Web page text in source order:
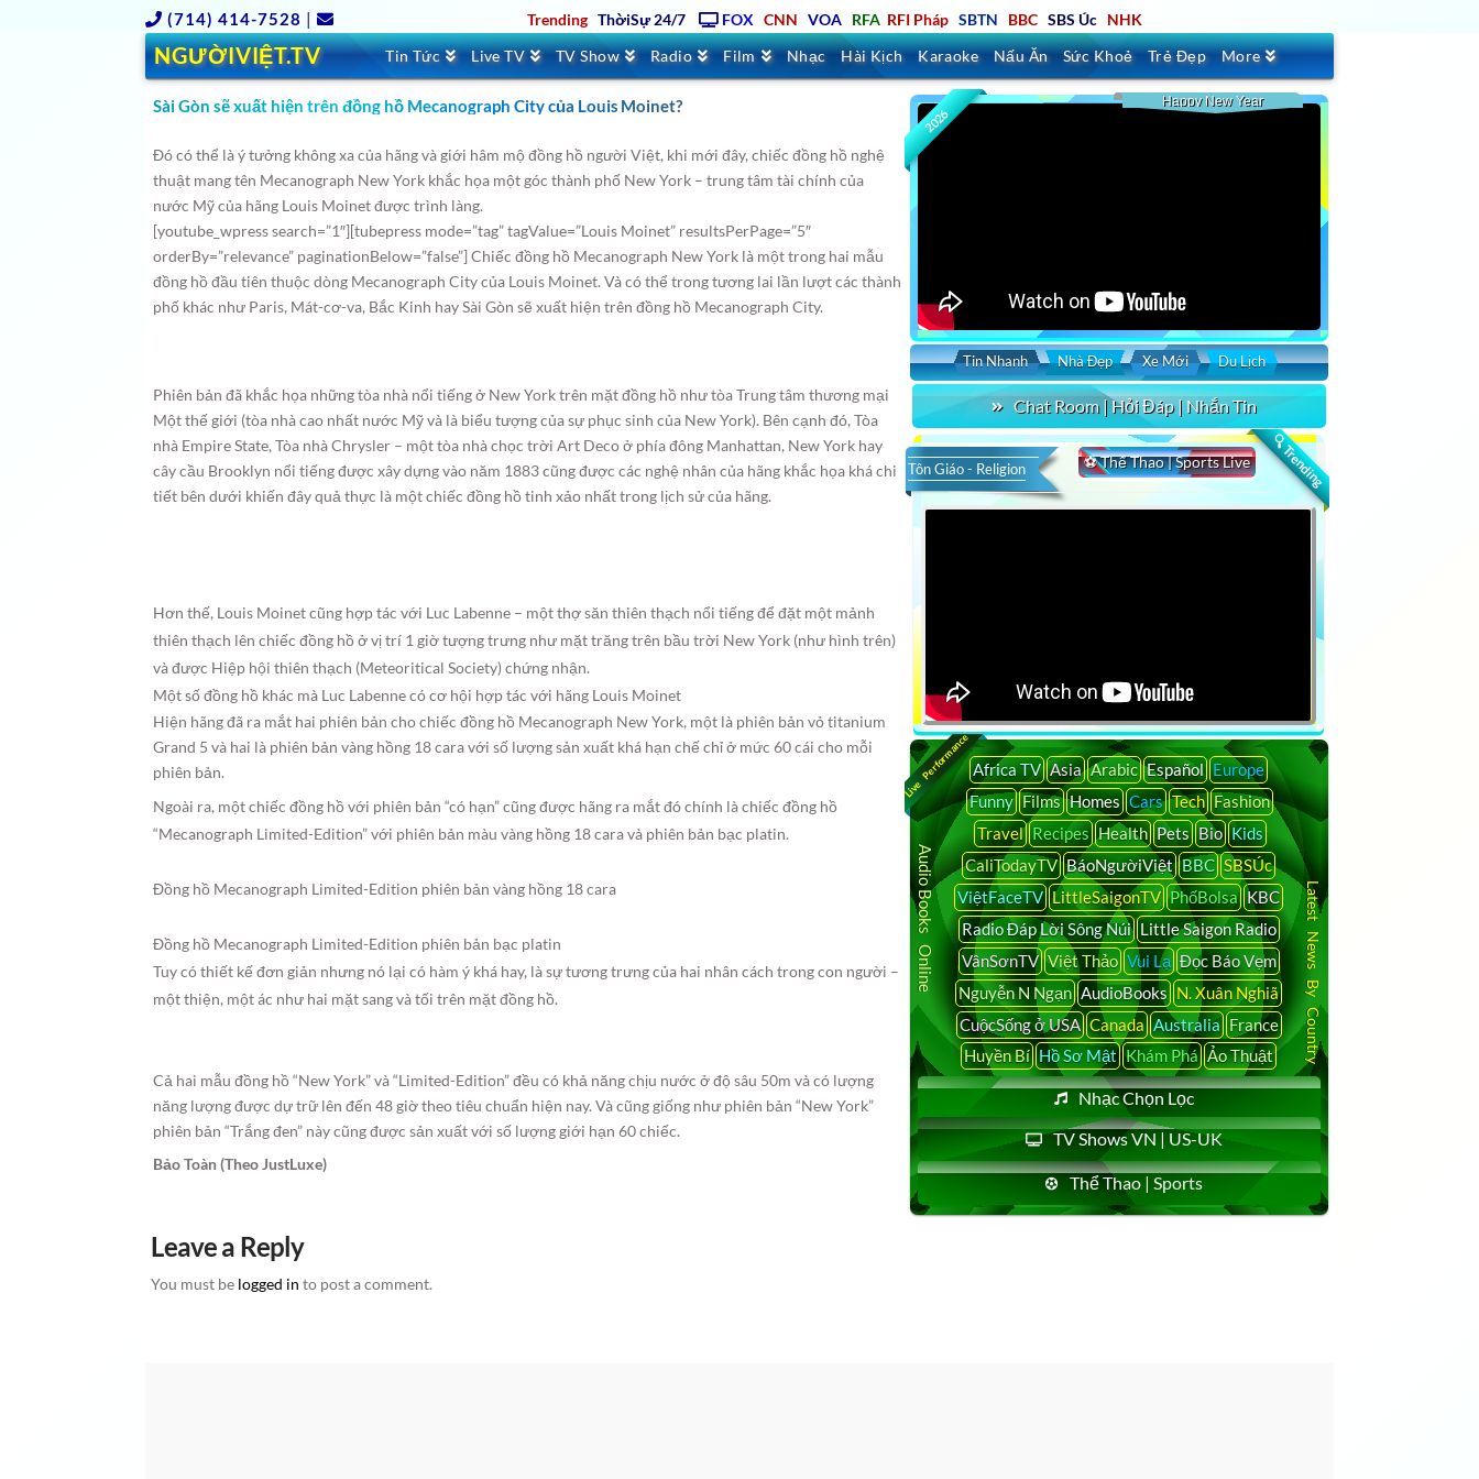
(714) 414-7528 | Trending ThờiSự 24/7 FOX CNN VOA RFA RFI Pháp SBTN BBC SBS Úc NHK
NGƯỜIVIỆT.TV Tin Tức Live TV TV Show Radio Film Nhạc Hài Kịch Karaoke Nấu Ăn Sức Khoẻ Trẻ Đẹp More
Sài Gòn sẽ xuất hiện trên đồng hồ Mecanograph City của Louis Moinet?
Đó có thể là ý tưởng không xa của hãng và giới hâm mộ đồng hồ người Việt, khi mới đây, chiếc đồng hồ nghệ
thuật mang tên Mecanograph New York khắc họa một góc thành phố New York – trung tâm tài chính của
nước Mỹ của hãng Louis Moinet được trình làng.
[youtube_wpress search=”1″][tubepress mode=”tag” tagValue=”Louis Moinet” resultsPerPage=”5″
orderBy=”relevance” paginationBelow=”false”] Chiếc đồng hồ Mecanograph New York là một trong hai mẫu
đồng hồ đầu tiên thuộc dòng Mecanograph City của Louis Moinet. Và có thể trong tương lai lần lượt các thành
phố khác như Paris, Mát-cơ-va, Bắc Kinh hay Sài Gòn sẽ xuất hiện trên đồng hồ Mecanograph City.
Phiên bản đã khắc họa những tòa nhà nổi tiếng ở New York trên mặt đồng hồ như tòa Trung tâm thương mại
Một thế giới (tòa nhà cao nhất nước Mỹ và là biểu tượng của sự phục sinh của New York). Bên cạnh đó, Tòa
nhà Empire State, Tòa nhà Chrysler – một tòa nhà chọc trời Art Deco ở phía đông Manhattan, New York hay
cây cầu Brooklyn nổi tiếng được xây dựng vào năm 1883 cũng được các nghệ nhân của hãng khắc họa khá chi
tiết bên dưới khiến đây quả thực là một chiếc đồng hồ tinh xảo nhất trong lịch sử của hãng.
Hơn thế, Louis Moinet cũng hợp tác với Luc Labenne – một thợ săn thiên thạch nổi tiếng để đặt một mảnh
thiên thạch lên chiếc đồng hồ ở vị trí 1 giờ tượng trưng như mặt trăng trên bầu trời New York (như hình trên)
và được Hiệp hội thiên thạch (Meteoritical Society) chứng nhận.
Một số đồng hồ khác mà Luc Labenne có cơ hội hợp tác với hãng Louis Moinet
Hiện hãng đã ra mắt hai phiên bản cho chiếc đồng hồ Mecanograph New York, một là phiên bản vỏ titanium
Grand 5 và hai là phiên bản vàng hồng 18 cara với số lượng sản xuất khá hạn chế chỉ ở mức 60 cái cho mỗi
phiên bản.
Ngoài ra, một chiếc đồng hồ với phiên bản “có hạn” cũng được hãng ra mắt đó chính là chiếc đồng hồ
“Mecanograph Limited-Edition” với phiên bản màu vàng hồng 18 cara và phiên bản bạc platin.
Đồng hồ Mecanograph Limited-Edition phiên bản vàng hồng 18 cara
Đồng hồ Mecanograph Limited-Edition phiên bản bạc platin
Tuy có thiết kế đơn giản nhưng nó lại có hàm ý khá hay, là sự tương trưng của hai nhân cách trong con người –
một thiện, một ác như hai mặt sang và tối trên mặt đồng hồ.
Cả hai mẫu đồng hồ “New York” và “Limited-Edition” đều có khả năng chịu nước ở độ sâu 50m và có lượng
năng lượng được dự trữ lên đến 48 giờ theo tiêu chuẩn hiện nay. Và cũng giống như phiên bản “New York”
phiên bản “Trắng đen” này cũng được sản xuất với số lượng giới hạn 60 chiếc.
Bảo Toàn (Theo JustLuxe)
Leave a Reply
You must be logged in to post a comment.
2026
Happy New Year
Tin Nhanh Nhà Đẹp Xe Mới Du Lịch
Chat Room | Hỏi Đáp | Nhắn Tin
🔍 Trending
⚽ Thể Thao | Sports Live
Tôn Giáo - Religion
Live PerformanceAfrica TV Asia Arabic Español Europe
Funny Films Homes Cars Tech Fashion
Travel Recipes Health Pets Bio Kids
CaliTodayTV BáoNgườiViệt BBC SBSÚc
ViệtFaceTV LittleSaigonTV PhốBolsa KBC
Radio Đáp Lời Sông Núi Little Saigon Radio
VânSơnTV Việt Thảo Vui Lạ Đọc Báo Vẹm
Nguyễn N Ngạn AudioBooks N. Xuân Nghiã
CuộcSống ở USA Canada Australia France
Huyền Bí Hồ Sơ Mật Khám Phá Ảo Thuật
Nhạc Chọn Lọc
TV Shows VN | US-UK
Thể Thao | Sports
Audio Books Online Latest News By Country